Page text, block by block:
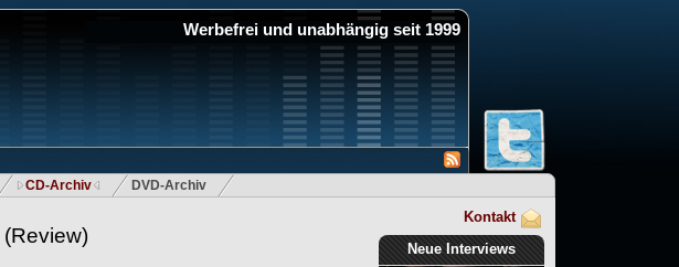
Werbefrei und unabhängig seit 1999
CD-Archiv DVD-Archiv
Kontakt
Neue Interviews
(Review)